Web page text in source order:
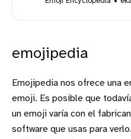
emojipedia
Emojipedia nos ofrece una
emoji. Es posible que
un emoji varía con el
software que usas para